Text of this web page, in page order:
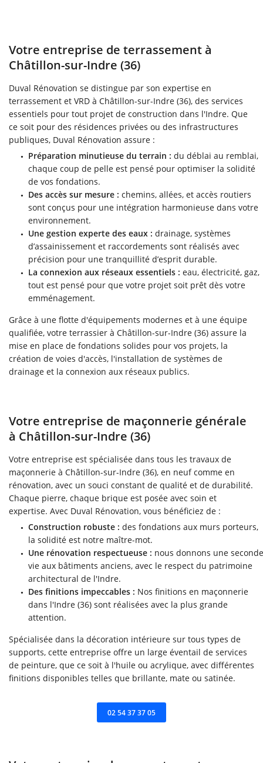
ACCUEIL
Votre entreprise de terrassement à
Châtillon-sur-Indre (36)
Duval Rénovation se distingue par son expertise en
terrassement et VRD à Châtillon-sur-Indre (36), des services
essentiels pour tout projet de construction dans l'Indre. Que
ce soit pour des résidences privées ou des infrastructures
publiques, Duval Rénovation assure :
Préparation minutieuse du terrain : du déblai au remblai,
chaque coup de pelle est pensé pour optimiser la solidité
de vos fondations.
Des accès sur mesure : chemins, allées, et accès routiers
sont conçus pour une intégration harmonieuse dans votre
environnement.
Une gestion experte des eaux : drainage, systèmes
d’assainissement et raccordements sont réalisés avec
précision pour une tranquillité d’esprit durable.
La connexion aux réseaux essentiels : eau, électricité, gaz,
tout est pensé pour que votre projet soit prêt dès votre
emménagement.
Grâce à une flotte d'équipements modernes et à une équipe
qualifiée, votre terrassier à Châtillon-sur-Indre (36) assure la
mise en place de fondations solides pour vos projets, la
création de voies d'accès, l'installation de systèmes de
drainage et la connexion aux réseaux publics.
Votre entreprise de maçonnerie générale
à Châtillon-sur-Indre (36)
Votre entreprise est spécialisée dans tous les travaux de
maçonnerie à Châtillon-sur-Indre (36), en neuf comme en
rénovation, avec un souci constant de qualité et de durabilité.
Chaque pierre, chaque brique est posée avec soin et
expertise. Avec Duval Rénovation, vous bénéficiez de :
Construction robuste : des fondations aux murs porteurs,
la solidité est notre maître-mot.
Une rénovation respectueuse : nous donnons une seconde
vie aux bâtiments anciens, avec le respect du patrimoine
architectural de l'Indre.
Des finitions impeccables : Nos finitions en maçonnerie
dans l'Indre (36) sont réalisées avec la plus grande
attention.
Spécialisée dans la décoration intérieure sur tous types de
supports, cette entreprise offre un large éventail de services
de peinture, que ce soit à l'huile ou acrylique, avec différentes
finitions disponibles telles que brillante, mate ou satinée.
02 54 37 37 05